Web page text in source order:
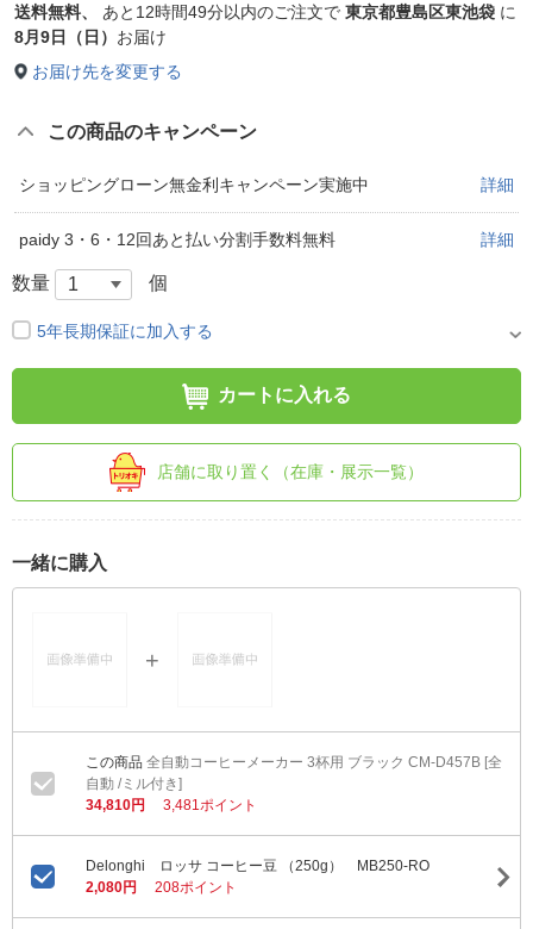
送料無料、 あと 12時間49分以内のご注文で 東京都豊島区東池袋 に
8月9日（日） お届け
お届け先を変更する
この商品のキャンペーン
ショッピングローン無金利キャンペーン実施中 詳細
paidy 3・6・12回あと払い分割手数料無料 詳細
数量 個
5年長期保証に加入する
カートに入れる
店舗に取り置く（在庫・展示一覧）
一緒に購入
全自動コーヒーメーカー 3杯用 ブラック CM-D457B [全
自動 /ミル付き]
34,810円
3,481ポイント
Delonghi ロッサ コーヒー豆 （250g） MB250-RO
2,080円
208ポイント